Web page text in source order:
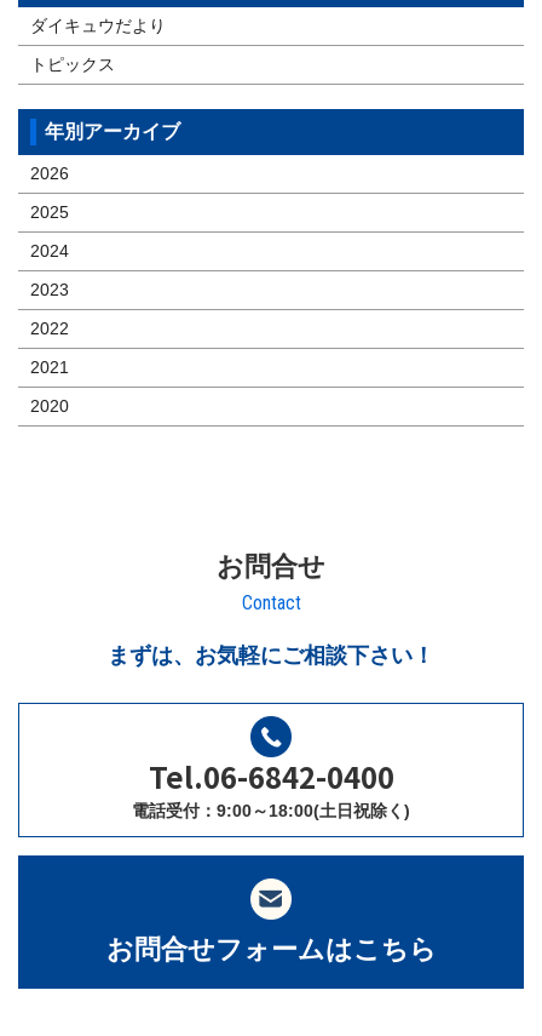
ダイキュウだより
トピックス
年別アーカイブ
2026
2025
2024
2023
2022
2021
2020
お問合せ
Contact
まずは、お気軽にご相談下さい！
Tel.06-6842-0400
電話受付：9:00～18:00(土日祝除く)
お問合せフォームはこちら